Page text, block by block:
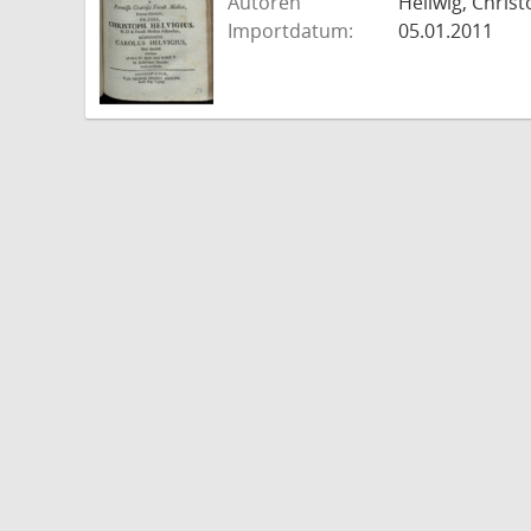
Importdatum:
05.01.2011